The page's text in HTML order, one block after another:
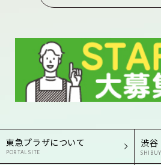
東急プラザについて
PORTAL SITE
渋谷